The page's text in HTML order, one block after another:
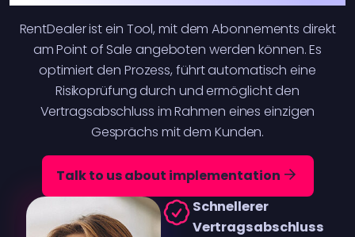
RentDealer ist ein Tool, mit dem Abonnements direkt
am Point of Sale angeboten werden können. Es
optimiert den Prozess, führt automatisch eine
Risikoprüfung durch und ermöglicht den
Vertragsabschluss im Rahmen eines einzigen
Gesprächs mit dem Kunden.
Talk to us about implementation
Schnellerer
Vertragsabschluss